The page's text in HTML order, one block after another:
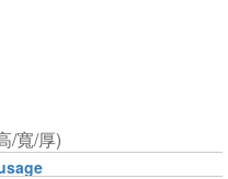
/寬/厚)